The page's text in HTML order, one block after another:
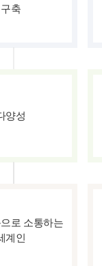
구축
양성
로 소통하는
계인